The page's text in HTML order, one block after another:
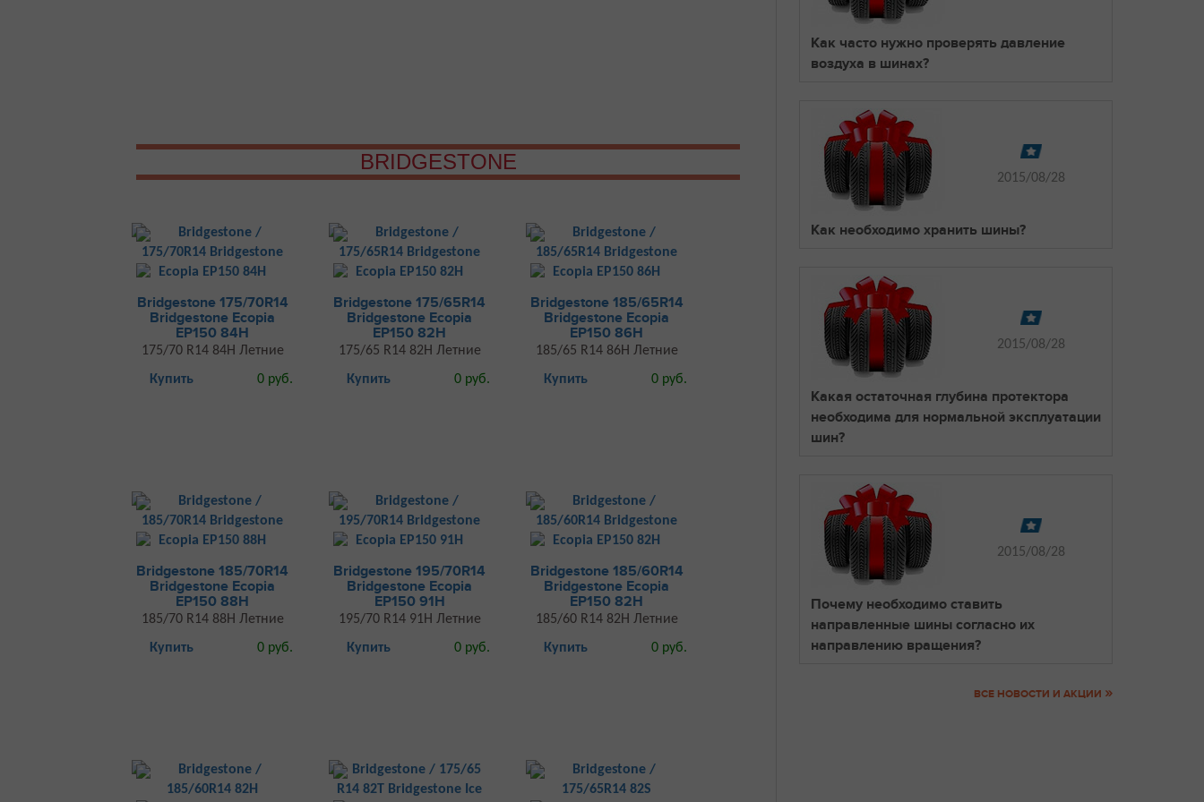
BRIDGESTONE
Bridgestone 175/70R14
Bridgestone Ecopia
EP150 84H
175/70 R14 84H Летние
Купить
0 руб.
Bridgestone 175/65R14
Bridgestone Ecopia
EP150 82H
175/65 R14 82H Летние
Купить
0 руб.
Bridgestone 185/65R14
Bridgestone Ecopia
EP150 86H
185/65 R14 86H Летние
Купить
0 руб.
Bridgestone 185/70R14
Bridgestone Ecopia
EP150 88H
185/70 R14 88H Летние
Купить
0 руб.
Bridgestone 195/70R14
Bridgestone Ecopia
EP150 91H
195/70 R14 91H Летние
Купить
0 руб.
Bridgestone 185/60R14
Bridgestone Ecopia
EP150 82H
185/60 R14 82H Летние
Купить
0 руб.
Как часто нужно проверять давление
воздуха в шинах?
2015/08/28
Как необходимо хранить шины?
2015/08/28
Какая остаточная глубина протектора
необходима для нормальной эксплуатации
шин?
2015/08/28
Почему необходимо ставить
направленные шины согласно их
направлению вращения?
ВСЕ НОВОСТИ И АКЦИИ »